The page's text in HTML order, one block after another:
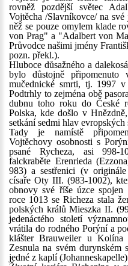
rovněž pozdější světec
Vojtěcha /Slavníkovce/ na
něž se pouze omylem klade
von Prag" a "Adalbert von
Průvodce našimi jmény
pozn. překl.).
Hluboce důsažného a
bylo důstojně
mučednické smrti, tj. 1997
Podtrhly to zejména obě
dubnu toho roku do České
Polska, kde došlo v
setkání sedmi hlav evropských
Tady je namístě
Vojtěchovy osobnosti s
psané Rycheza, asi 998-
falckraběte Erenrieda
983) a sestřenici (v
císaře Oty III. (983-1002),
obnovy své říše úzce
roce 1013 se Richeza stala
polských králů Mieszka II.
jedenáctého století
vrátila do rodného Porýní a
klášter Brauweiler u
Zesnula na svém durynském
jedné z kaplí